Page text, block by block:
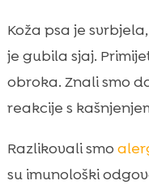
Koža psa je svrbjela,
je gubila sjaj.
obroka. Znali smo
reakcije s
Razlikovali smo
su imunološki